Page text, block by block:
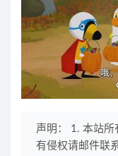
声明： 1. 本站所
有侵权请邮件联